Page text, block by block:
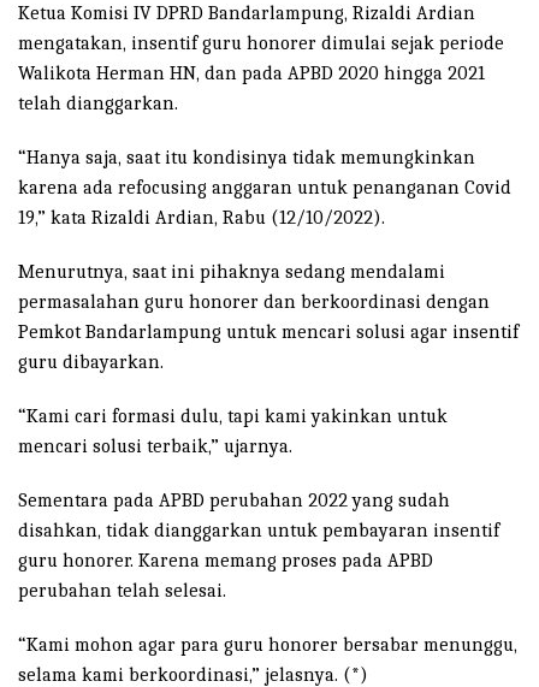
Ketua Komisi IV DPRD Bandarlampung, Rizaldi Ardian
mengatakan, insentif guru honorer dimulai sejak periode
Walikota Herman HN, dan pada APBD 2020 hingga 2021
telah dianggarkan.
“Hanya saja, saat itu kondisinya tidak memungkinkan
karena ada refocusing anggaran untuk penanganan Covid
19,” kata Rizaldi Ardian, Rabu (12/10/2022).
Menurutnya, saat ini pihaknya sedang mendalami
permasalahan guru honorer dan berkoordinasi dengan
Pemkot Bandarlampung untuk mencari solusi agar insentif
guru dibayarkan.
“Kami cari formasi dulu, tapi kami yakinkan untuk
mencari solusi terbaik,” ujarnya.
Sementara pada APBD perubahan 2022 yang sudah
disahkan, tidak dianggarkan untuk pembayaran insentif
guru honorer. Karena memang proses pada APBD
perubahan telah selesai.
“Kami mohon agar para guru honorer bersabar menunggu,
selama kami berkoordinasi,” jelasnya. (*)